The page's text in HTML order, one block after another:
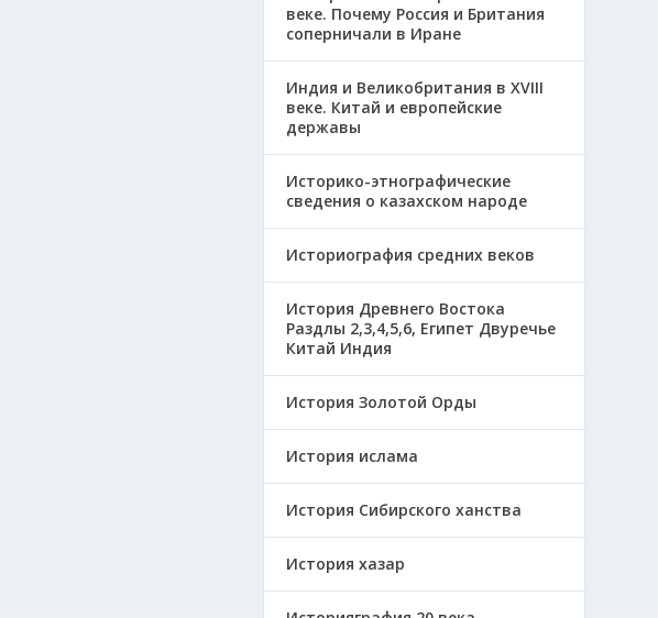
веке. Почему Россия и Британия
соперничали в Иране
Индия и Великобритания в XVIII
веке. Китай и европейские
державы
Историко-этнографические
сведения о казахском народе
Историография средних веков
История Древнего Востока
Раздлы 2,3,4,5,6, Египет Двуречье
Китай Индия
История Золотой Орды
История ислама
История Сибирского ханства
История хазар